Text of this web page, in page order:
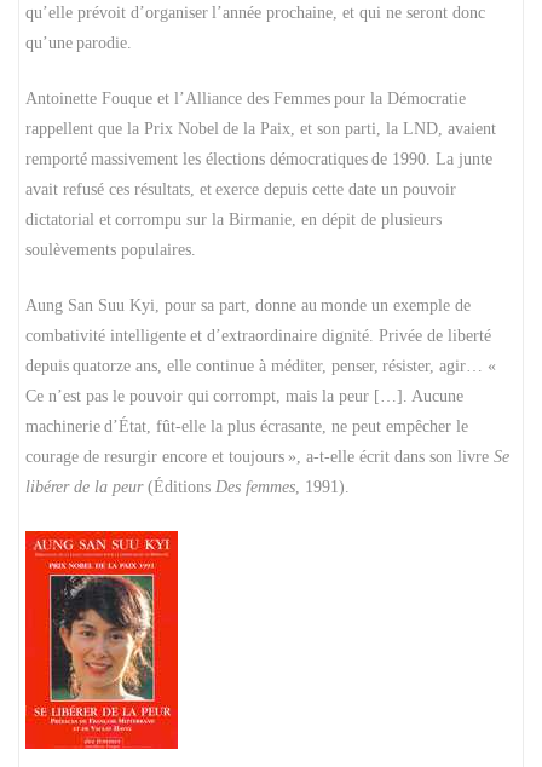
qu’elle prévoit d’organiser l’année prochaine, et qui ne seront donc
qu’une parodie.
Antoinette Fouque et l’Alliance des Femmes pour la Démocratie
rappellent que la Prix Nobel de la Paix, et son parti, la LND, avaient
remporté massivement les élections démocratiques de 1990. La junte
avait refusé ces résultats, et exerce depuis cette date un pouvoir
dictatorial et corrompu sur la Birmanie, en dépit de plusieurs
soulèvements populaires.
Aung San Suu Kyi, pour sa part, donne au monde un exemple de
combativité intelligente et d’extraordinaire dignité. Privée de liberté
depuis quatorze ans, elle continue à méditer, penser, résister, agir… «
Ce n’est pas le pouvoir qui corrompt, mais la peur […]. Aucune
machinerie d’État, fût-elle la plus écrasante, ne peut empêcher le
courage de resurgir encore et toujours », a-t-elle écrit dans son livre Se
libérer de la peur(Éditions Des femmes, 1991).